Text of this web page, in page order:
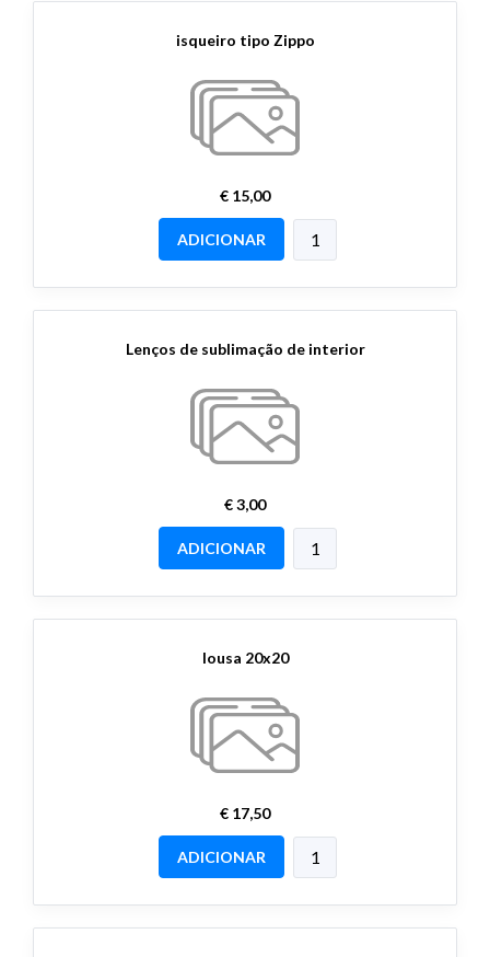
isqueiro tipo Zippo
€ 15,00
ADICIONAR
Lenços de sublimação de interior
€ 3,00
ADICIONAR
lousa 20x20
€ 17,50
ADICIONAR